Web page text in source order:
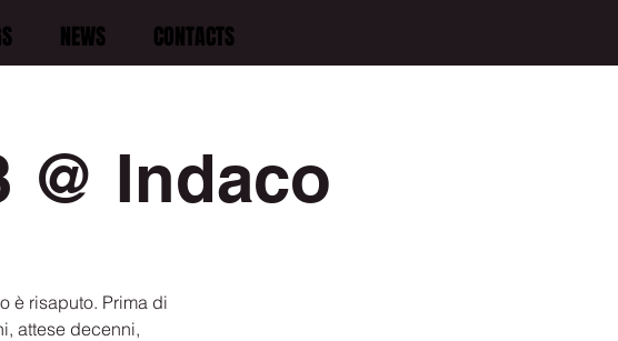
NEWS CONTACTS
@ Indaco
è risaputo. Prima di
attese decenni,